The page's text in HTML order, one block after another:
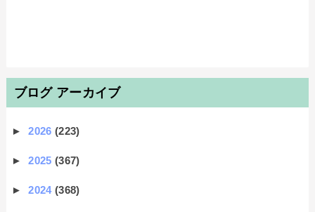
ブログ アーカイブ
►2026(223)
►2025(367)
►2024(368)